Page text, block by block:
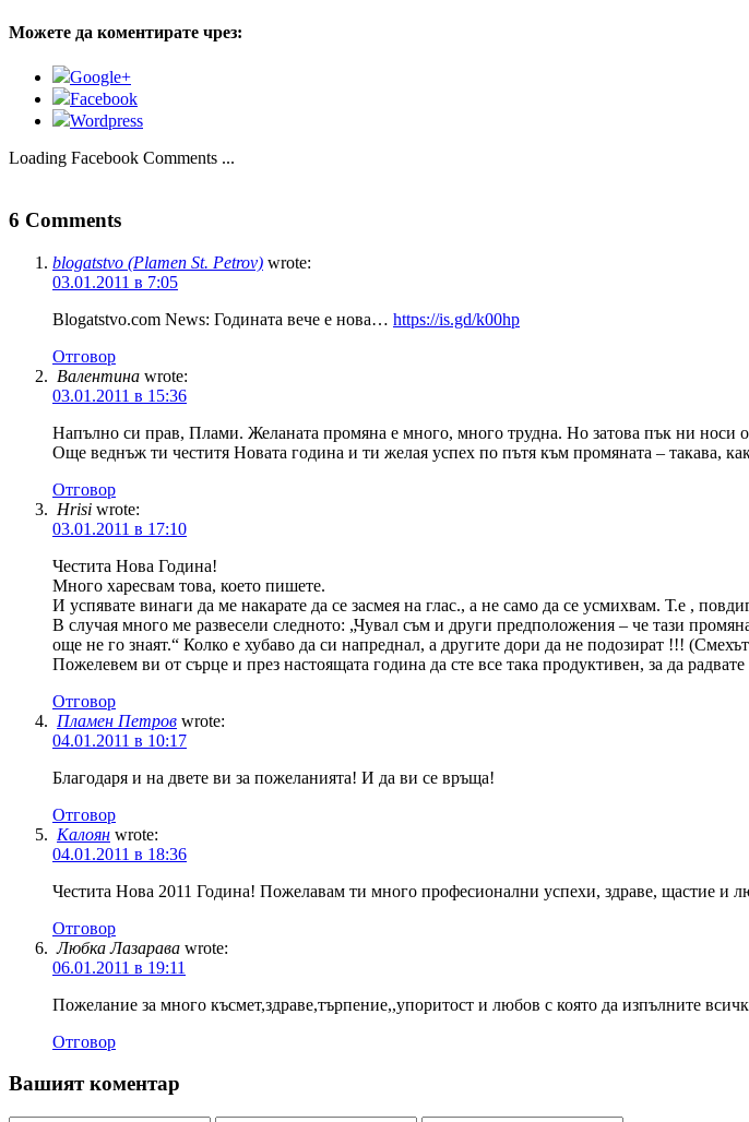
Можете да коментирате чрез:
Google+
Facebook
Wordpress
Loading Facebook Comments ...
6 Comments
blogatstvo (Plamen St. Petrov) wrote:
03.01.2011 в 7:05
Blogatstvo.com News: Годината вече е нова… https://is.gd/k00hp
Отговор
Валентина wrote:
03.01.2011 в 15:36
Напълно си прав, Плами. Желаната промяна е много, много трудна. Но затова пък ни носи
Още веднъж ти честитя Новата година и ти желая успех по пътя към промяната – такава,
Отговор
Hrisi wrote:
03.01.2011 в 17:10
Честита Нова Година!
Много харесвам това, което пишете.
И успявате винаги да ме накарате да се засмея на глас., а не само да се усмихвам. Т.е ,
В случая много ме развесели следното: „Чувал съм и други предположения – че тази
още не го знаят.“ Колко е хубаво да си напреднал, а другите дори да не подозират !!!
Пожелевем ви от сърце и през настоящата година да сте все така продуктивен, за да
Отговор
Пламен Петров wrote:
04.01.2011 в 10:17
Благодаря и на двете ви за пожеланията! И да ви се връща!
Отговор
Калоян wrote:
04.01.2011 в 18:36
Честита Нова 2011 Година! Пожелавам ти много професионални успехи, здраве, щастие и
Отговор
Любка Лазарава wrote:
06.01.2011 в 19:11
Пожелание за много късмет,здраве,търпение,,упоритост и любов с която да изпълните
Отговор
Вашият коментар